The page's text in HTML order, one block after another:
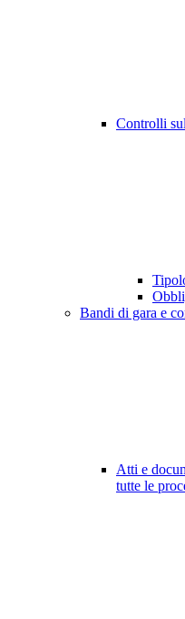
Controlli
Bandi di gara e
Atti e
tutte le